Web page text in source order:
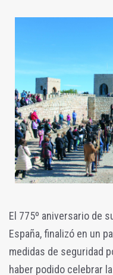
El 775º aniversario de
España, finalizó en un
medidas de seguridad
haber podido celebrar